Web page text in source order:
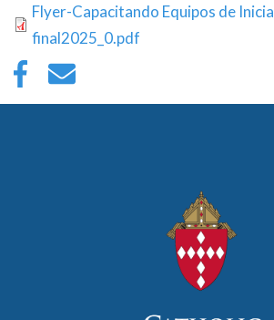
Flyer-Capacitando Equipos de
final2025_0.pdf